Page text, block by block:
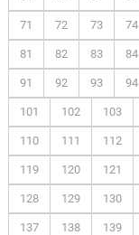
71 72 73 74
81 82 83 84
91 92 93 94
101 102 103
110 111 112
119 120 121
128 129 130
137 138 139